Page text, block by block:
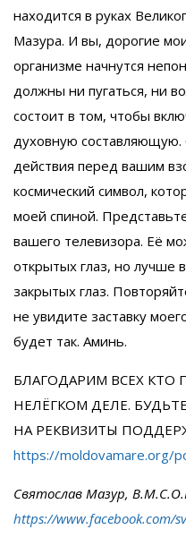
находится в руках
Мазура. И вы, дорогие
организме начнутся
должны ни пугаться, ни
состоит в том, чтобы
духовную
действия перед вашим
космический символ,
моей спиной.
вашего телевизора. Её
открытых глаз, но лучше
закрытых глаз.
не увидите заставку
будет так. Аминь.
БЛАГОДАРИМ ВСЕХ КТО
НЕЛЁГКОМ ДЕЛЕ.
НА РЕКВИЗИТЫ
https://moldovamare.org/
Святослав Мазур,
https://www.facebook.com/